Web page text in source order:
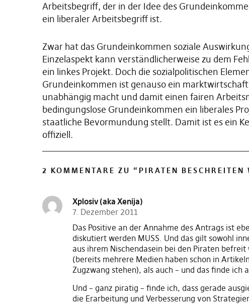
Arbeitsbegriff, der in der Idee des
ein liberaler Arbeitsbegriff ist.
Zwar hat das Grundeinkommen soziale
Einzelaspekt kann verständlicherweise zu dem
ein linkes Projekt. Doch die sozialpolitischen
Grundeinkommen ist genauso ein
unabhängig macht und damit einen fairen
bedingungslose Grundeinkommen ein liberales
staatliche Bevormundung stellt. Damit ist es ein
offiziell.
2 KOMMENTARE ZU “ PIRATEN BESCHREITEN
Xplosiv (aka Xenija)
7. Dezember 2011
Das Positive an der Annahme des Antrags ist
diskutiert werden MUSS. Und das gilt sowohl
aus ihrem Nischendasein bei den Piraten
(bereits mehrere Medien haben schon in
Zugzwang stehen), als auch – und das finde ich
Und – ganz piratig – finde ich, dass gerade
die Erarbeitung und Verbesserung von